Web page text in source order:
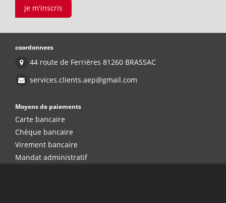
je m'inscris
coordonnees
44 route de Ferrières 81260 BRASSAC
services.clients.aep@gmail.com
Moyens de paiements
Carte bancaire
Chèque bancaire
Virement bancaire
Mandat administratif